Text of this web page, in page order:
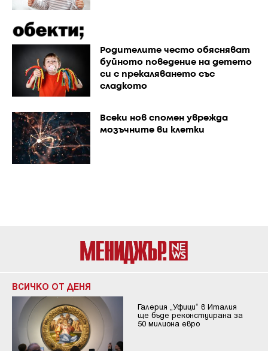
Родителите често обясняват
буйното поведение на детето
си с прекаляването със
сладкото
Всеки нов спомен уврежда
мозъчните ви клетки
ВСИЧКО ОТ ДЕНЯ
Галерия „Уфици“ в Италия
ще бъде реконстуирана за
50 милиона евро